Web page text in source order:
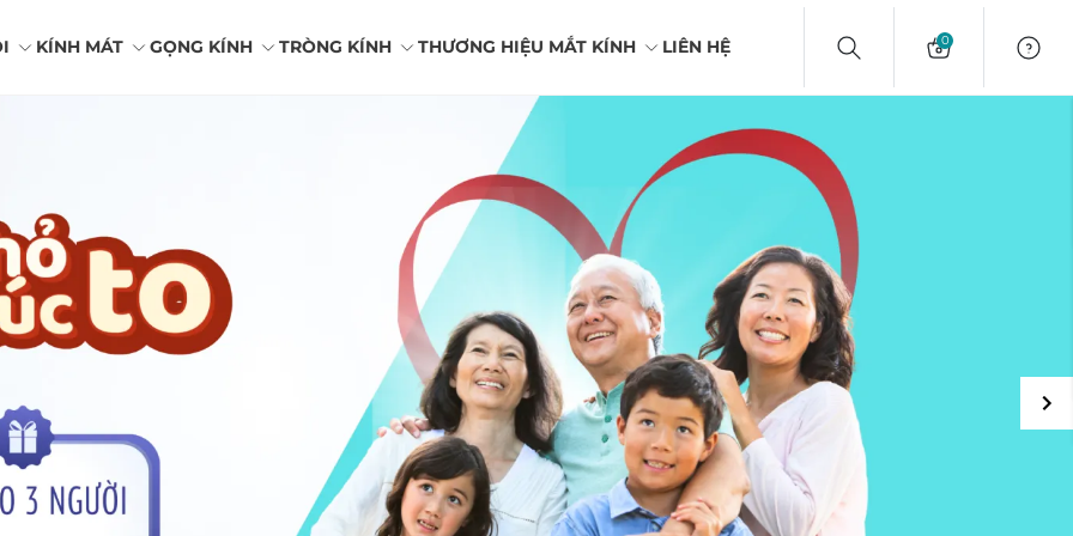
KÍNH MÁT GỌNG KÍNH TRÒNG KÍNH THƯƠNG HIỆU MẮT KÍNH LIÊN HỆ 0